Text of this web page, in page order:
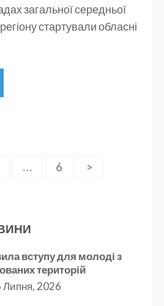
загальної середньої
стартували обласні
… Page
6 >
вступу для молоді з
територій
Липня, 2026